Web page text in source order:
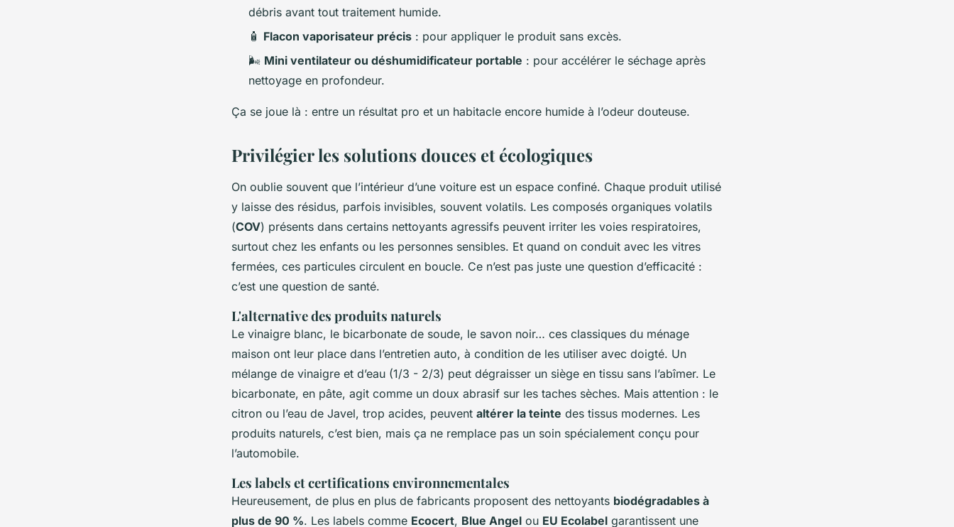
débris avant tout traitement humide.
🧴 Flacon vaporisateur précis : pour appliquer le produit sans excès.
🌬️ Mini ventilateur ou déshumidificateur portable : pour accélérer le séchage après
nettoyage en profondeur.
Ça se joue là : entre un résultat pro et un habitacle encore humide à l’odeur douteuse.
Privilégier les solutions douces et écologiques
On oublie souvent que l’intérieur d’une voiture est un espace confiné. Chaque produit utilisé
y laisse des résidus, parfois invisibles, souvent volatils. Les composés organiques volatils
(COV) présents dans certains nettoyants agressifs peuvent irriter les voies respiratoires,
surtout chez les enfants ou les personnes sensibles. Et quand on conduit avec les vitres
fermées, ces particules circulent en boucle. Ce n’est pas juste une question d’efficacité :
c’est une question de santé.
L'alternative des produits naturels
Le vinaigre blanc, le bicarbonate de soude, le savon noir… ces classiques du ménage
maison ont leur place dans l’entretien auto, à condition de les utiliser avec doigté. Un
mélange de vinaigre et d’eau (1/3 - 2/3) peut dégraisser un siège en tissu sans l’abîmer. Le
bicarbonate, en pâte, agit comme un doux abrasif sur les taches sèches. Mais attention : le
citron ou l’eau de Javel, trop acides, peuvent altérer la teinte des tissus modernes. Les
produits naturels, c’est bien, mais ça ne remplace pas un soin spécialement conçu pour
l’automobile.
Les labels et certifications environnementales
Heureusement, de plus en plus de fabricants proposent des nettoyants biodégradables à
plus de 90 %. Les labels comme Ecocert, Blue Angel ou EU Ecolabel garantissent une